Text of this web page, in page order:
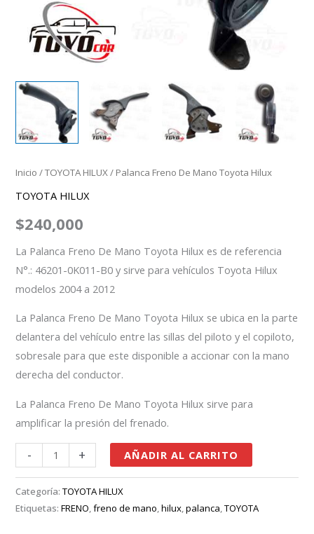
Inicio /TOYOTA HILUX/ Palanca Freno De Mano Toyota Hilux
TOYOTA HILUX
$240,000
La Palanca Freno De Mano Toyota Hilux es de referencia
N°.: 46201-0K011-B0 y sirve para vehículos Toyota Hilux
modelos 2004 a 2012
La Palanca Freno De Mano Toyota Hilux se ubica en la parte
delantera del vehículo entre las sillas del piloto y el copiloto,
sobresale para que este disponible a accionar con la mano
derecha del conductor.
La Palanca Freno De Mano Toyota Hilux sirve para
amplificar la presión del frenado.
- + AÑADIR AL CARRITO
Categoría:TOYOTA HILUX
Etiquetas:FRENO,freno de mano,hilux,palanca,TOYOTA